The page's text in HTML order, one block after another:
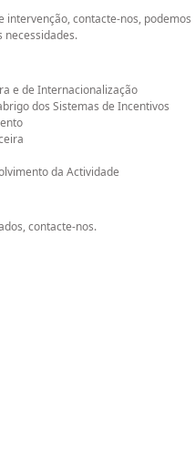
intervenção, contacte-nos, podemos
necessidades.
e de Internacionalização
dos Sistemas de Incentivos
da Actividade
contacte-nos.